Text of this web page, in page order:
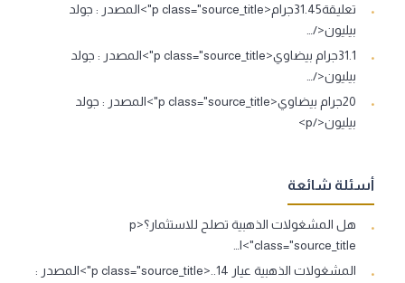
تعليقة31.45جرام<p class="source_title">المصدر : جولد
بيليون</…
31.1جرام بيضاوي<p class="source_title">المصدر : جولد
بيليون</…
20جرام بيضاوي<p class="source_title">المصدر : جولد
بيليون</p>
أسئلة شائعة
هل المشغولات الذهبية تصلح للاستثمار؟<p
class="source_title">ا…
المشغولات الذهبية عيار 14..<p class="source_title">المصدر :